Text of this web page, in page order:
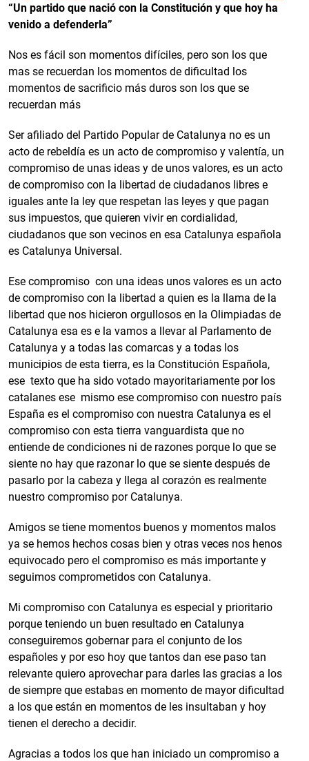
“Un partido que nació con la Constitución y que hoy ha
venido a defenderla”
Nos es fácil son momentos difíciles, pero son los que
mas se recuerdan los momentos de dificultad los
momentos de sacrificio más duros son los que se
recuerdan más
Ser afiliado del Partido Popular de Catalunya no es un
acto de rebeldía es un acto de compromiso y valentía, un
compromiso de unas ideas y de unos valores, es un acto
de compromiso con la libertad de ciudadanos libres e
iguales ante la ley que respetan las leyes y que pagan
sus impuestos, que quieren vivir en cordialidad,
ciudadanos que son vecinos en esa Catalunya española
es Catalunya Universal.
Ese compromiso con una ideas unos valores es un acto
de compromiso con la libertad a quien es la llama de la
libertad que nos hicieron orgullosos en la Olimpiadas de
Catalunya esa es e la vamos a llevar al Parlamento de
Catalunya y a todas las comarcas y a todas los
municipios de esta tierra, es la Constitución Española,
ese texto que ha sido votado mayoritariamente por los
catalanes ese mismo ese compromiso con nuestro país
España es el compromiso con nuestra Catalunya es el
compromiso con esta tierra vanguardista que no
entiende de condiciones ni de razones porque lo que se
siente no hay que razonar lo que se siente después de
pasarlo por la cabeza y llega al corazón es realmente
nuestro compromiso por Catalunya.
Amigos se tiene momentos buenos y momentos malos
ya se hemos hechos cosas bien y otras veces nos henos
equivocado pero el compromiso es más importante y
seguimos comprometidos con Catalunya.
Mi compromiso con Catalunya es especial y prioritario
porque teniendo un buen resultado en Catalunya
conseguiremos gobernar para el conjunto de los
españoles y por eso hoy que tantos dan ese paso tan
relevante quiero aprovechar para darles las gracias a los
de siempre que estabas en momento de mayor dificultad
a los que están en momentos de les insultaban y hoy
tienen el derecho a decidir.
Agracias a todos los que han iniciado un compromiso a